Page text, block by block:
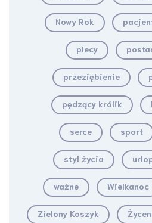
Nowy Rok
plecy
przeziębienie
pędzący królik
serce sport
styl życia
ważne Wielkanoc
Zielony Koszyk